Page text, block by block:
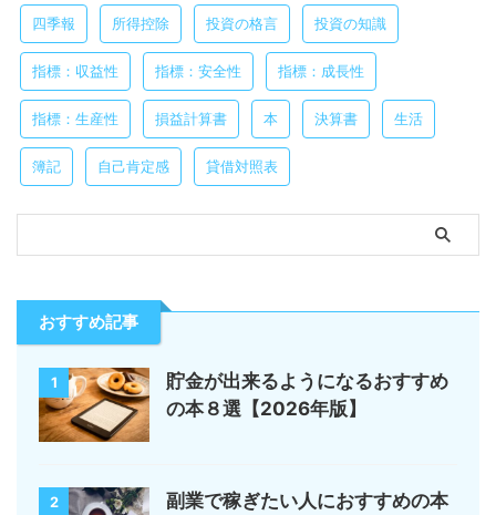
四季報 所得控除 投資の格言 投資の知識
指標：収益性 指標：安全性 指標：成長性
指標：生産性 損益計算書 本 決算書 生活
簿記 自己肯定感 貸借対照表
おすすめ記事
1
貯金が出来るようになるおすすめ
の本８選【2026年版】
2
副業で稼ぎたい人におすすめの本